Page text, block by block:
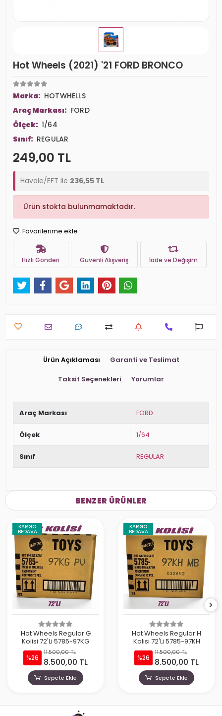
Hot Wheels (2021) '21 FORD BRONCO
Marka: HOTWHELLS
Araç Markası: FORD
Ölçek: 1/64
Sınıf: REGULAR
249,00 TL
Havale/EFT ile 236,55 TL
Ürün stokta bulunmamaktadır.
Favorilerime ekle
Hızlı Gönderi Güvenli Alışveriş İade ve Değişim
Ürün Açıklaması Garanti ve Teslimat
Taksit Seçenekleri Yorumlar
Araç Markası FORD
Ölçek 1/64
Sınıf REGULAR
BENZER ÜRÜNLER
KARGO
BEDAVA
Hot Wheels Regular G
Kolisi 72'Li 5785-97KG
%26
11.500,00 TL
8.500,00 TL
Sepete Ekle
KARGO
BEDAVA
Hot Wheels Regular H
Kolisi 72'Li 5785-97KH
%26
11.500,00 TL
8.500,00 TL
Sepete Ekle